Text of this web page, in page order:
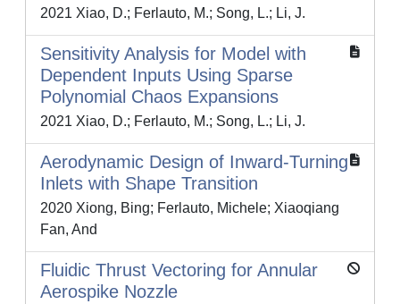
2021 Xiao, D.; Ferlauto, M.; Song, L.; Li, J.
Sensitivity Analysis for Model with
Dependent Inputs Using Sparse
Polynomial Chaos Expansions
2021 Xiao, D.; Ferlauto, M.; Song, L.; Li, J.
Aerodynamic Design of Inward-Turning
Inlets with Shape Transition
2020 Xiong, Bing; Ferlauto, Michele; Xiaoqiang
Fan, And
Fluidic Thrust Vectoring for Annular
Aerospike Nozzle